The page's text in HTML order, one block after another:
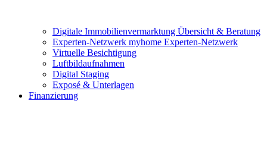
Digitale Immobilienvermarktung Übersicht & Beratung
Experten-Netzwerk myhome Experten-Netzwerk
Virtuelle Besichtigung
Luftbildaufnahmen
Digital Staging
Exposé & Unterlagen
Finanzierung